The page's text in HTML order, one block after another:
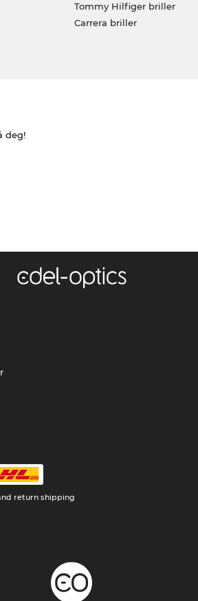
Tommy Hilfiger briller
Carrera briller
deg!
return shipping